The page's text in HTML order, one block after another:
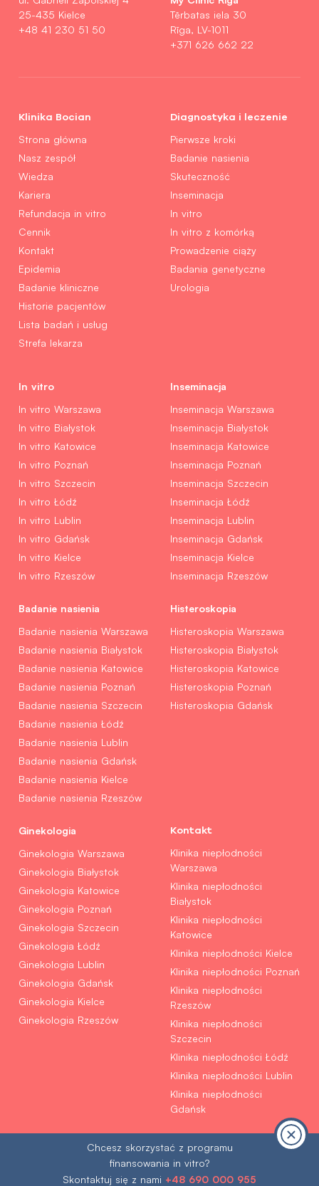
25-435 Kielce
+48 41 230 51 50
Tērbatas iela 30
Rīga, LV-1011
+371 626 662 22
Klinika Bocian
Strona główna
Nasz zespół
Wiedza
Kariera
Refundacja in vitro
Cennik
Kontakt
Epidemia
Badanie kliniczne
Historie pacjentów
Lista badań i usług
Strefa lekarza
Diagnostyka i leczenie
Pierwsze kroki
Badanie nasienia
Skuteczność
Inseminacja
In vitro
In vitro z komórką
Prowadzenie ciąży
Badania genetyczne
Urologia
In vitro
In vitro Warszawa
In vitro Białystok
In vitro Katowice
In vitro Poznań
In vitro Szczecin
In vitro Łódź
In vitro Lublin
In vitro Gdańsk
In vitro Kielce
In vitro Rzeszów
Inseminacja
Inseminacja Warszawa
Inseminacja Białystok
Inseminacja Katowice
Inseminacja Poznań
Inseminacja Szczecin
Inseminacja Łódź
Inseminacja Lublin
Inseminacja Gdańsk
Inseminacja Kielce
Inseminacja Rzeszów
Badanie nasienia
Badanie nasienia Warszawa
Badanie nasienia Białystok
Badanie nasienia Katowice
Badanie nasienia Poznań
Badanie nasienia Szczecin
Badanie nasienia Łódź
Badanie nasienia Lublin
Badanie nasienia Gdańsk
Badanie nasienia Kielce
Badanie nasienia Rzeszów
Histeroskopia
Histeroskopia Warszawa
Histeroskopia Białystok
Histeroskopia Katowice
Histeroskopia Poznań
Histeroskopia Gdańsk
Ginekologia
Ginekologia Warszawa
Ginekologia Białystok
Ginekologia Katowice
Ginekologia Poznań
Ginekologia Szczecin
Ginekologia Łódź
Ginekologia Lublin
Ginekologia Gdańsk
Ginekologia Kielce
Ginekologia Rzeszów
Kontakt
Klinika niepłodności
Warszawa
Klinika niepłodności
Białystok
Klinika niepłodności
Katowice
Klinika niepłodności Kielce
Klinika niepłodności Poznań
Klinika niepłodności
Rzeszów
Klinika niepłodności
Szczecin
Klinika niepłodności Łódź
Klinika niepłodności Lublin
Klinika niepłodności
Gdańsk
Polityka prywatność
RODO
Chcesz skorzystać z programu
finansowania in vitro?
Skontaktuj się z nami +48 690 000 955